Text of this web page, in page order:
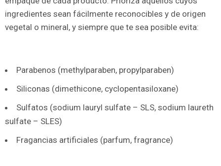
ingredientes sean fácilmente reconocibles y de origen
vegetal o mineral, y siempre que te sea posible evita:
Parabenos (methylparaben, propylparaben)
Siliconas (dimethicone, cyclopentasiloxane)
Sulfatos (sodium lauryl sulfate – SLS, sodium laureth
sulfate – SLES)
Fragancias artificiales (parfum, fragrance)